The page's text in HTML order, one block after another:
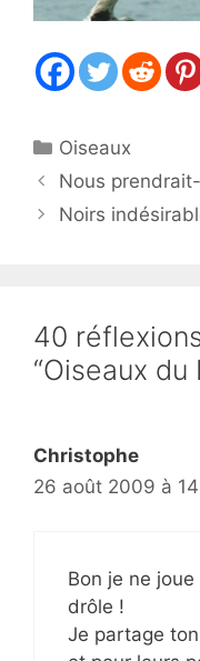
Catégories
Oiseaux
Nous
Noirs
40
“Oiseaux
Christophe
26 août 2009 à
Bon je ne
drôle !
Je partage